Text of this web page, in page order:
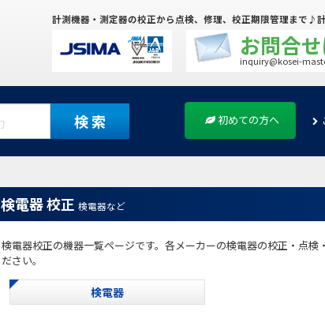
計測機器・測定器の校正から点検、修理、校正期限管理まで♪
お問合
inquiry@kosei-
検 索 初めての方へ
検電器 校正 検電器など
検電器校正の機器一覧ページです。各メーカーの検電器の校正・点
ださい。
検電器